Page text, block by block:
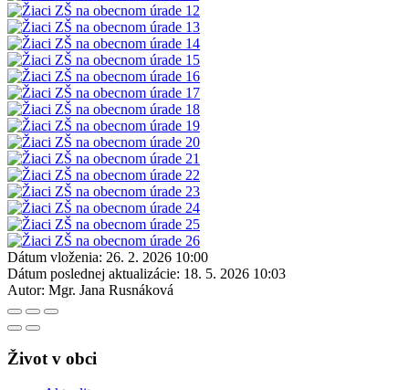
Dátum vloženia: 26. 2. 2026 10:00
Dátum poslednej aktualizácie: 18. 5. 2026 10:03
Autor: Mgr. Jana Rusnáková
Život v obci